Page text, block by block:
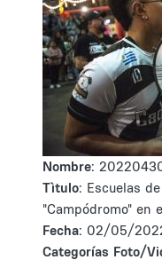
Nombre:
Tìtulo: Escuelas
"Campódromo" en
Fecha: 02/05/
Categorías Foto/